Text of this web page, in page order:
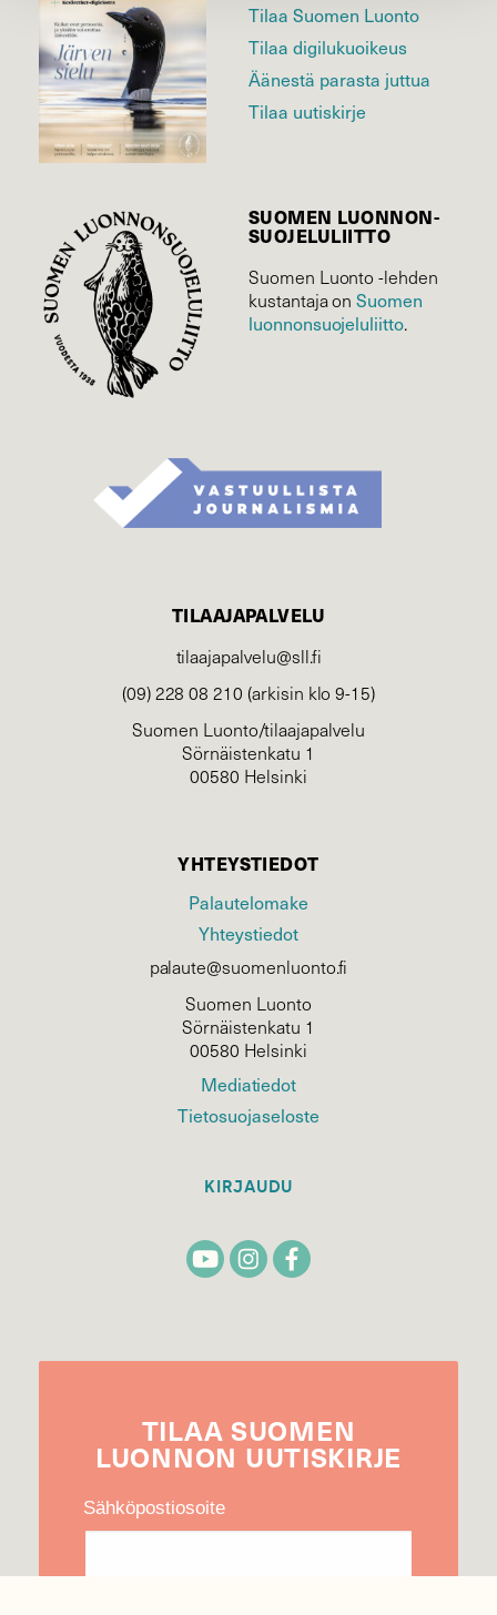
Tilaa Suomen Luonto
Tilaa digilukuoikeus
Äänestä parasta juttua
Tilaa uutiskirje
SUOMEN LUONNON­
SUOJELU­LIITTO
Suomen Luonto -lehden
kustantaja onSuomen
luonnonsuojelu­liitto.
TILAAJAPALVELU
tilaajapalvelu@sll.fi
(09) 228 08 210 (arkisin klo 9-15)
Suomen Luonto/tilaajapalvelu
Sörnäistenkatu 1
00580 Helsinki
YHTEYSTIEDOT
Palautelomake
Yhteystiedot
palaute@suomenluonto.fi
Suomen Luonto
Sörnäistenkatu 1
00580 Helsinki
Mediatiedot
Tietosuojaseloste
KIRJAUDU
TILAA SUOMEN
LUONNON UUTIS­KIRJE
Sähköpostiosoite